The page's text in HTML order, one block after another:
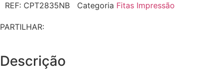
REF: CPT2835NB Categoria Fitas Impressão
PARTILHAR:
Descrição